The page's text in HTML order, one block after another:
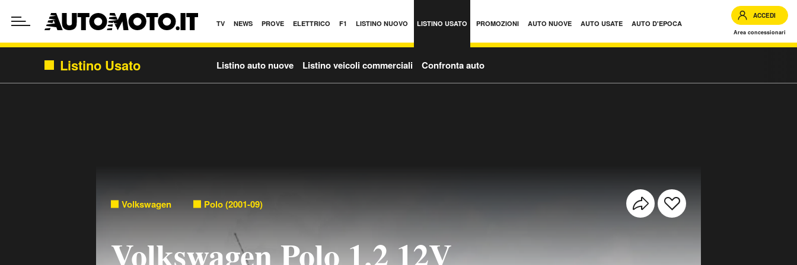
TV NEWS PROVE ELETTRICO F1 LISTINO NUOVO LISTINO USATO PROMOZIONI AUTO NUOVE AUTO USATE AUTO D'EPOCA
ACCEDI
Area concessionari
Listino Usato Listino auto nuove Listino veicoli commerciali Confronta auto
Volkswagen Polo (2001-09)
Volkswagen Polo 1.2 12V